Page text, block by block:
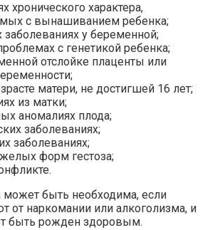
хронического характера,
с вынашиванием ребенка;
заболеваниях у беременной;
с генетикой ребенка;
отслойке плаценты или
матери, не достигшей 16 лет;
из матки;
аномалиях плода;
заболеваниях;
заболеваниях;
форм гестоза;
быть необходима, если
от наркомании или алкоголизма, и
быть рожден здоровым.